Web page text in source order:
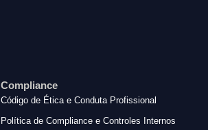
Compliance
Código de Ética e Conduta Profissional
Política de Compliance e Controles Internos